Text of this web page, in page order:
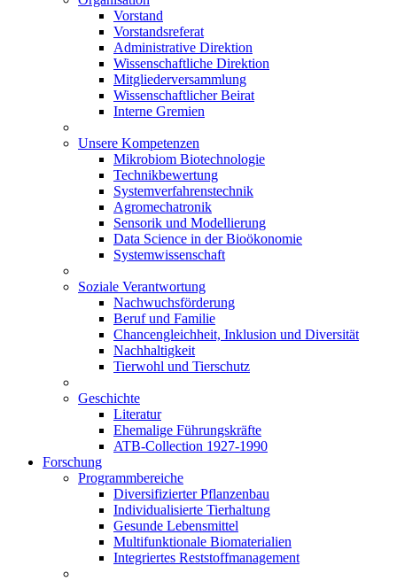
Vorstand
Vorstandsreferat
Administrative Direktion
Wissenschaftliche Direktion
Mitgliederversammlung
Wissenschaftlicher Beirat
Interne Gremien
Unsere Kompetenzen
Mikrobiom Biotechnologie
Technikbewertung
Systemverfahrenstechnik
Agromechatronik
Sensorik und Modellierung
Data Science in der Bioökonomie
Systemwissenschaft
Soziale Verantwortung
Nachwuchsförderung
Beruf und Familie
Chancengleichheit, Inklusion und Diversität
Nachhaltigkeit
Tierwohl und Tierschutz
Geschichte
Literatur
Ehemalige Führungskräfte
ATB-Collection 1927-1990
Forschung
Programmbereiche
Diversifizierter Pflanzenbau
Individualisierte Tierhaltung
Gesunde Lebensmittel
Multifunktionale Biomaterialien
Integriertes Reststoffmanagement